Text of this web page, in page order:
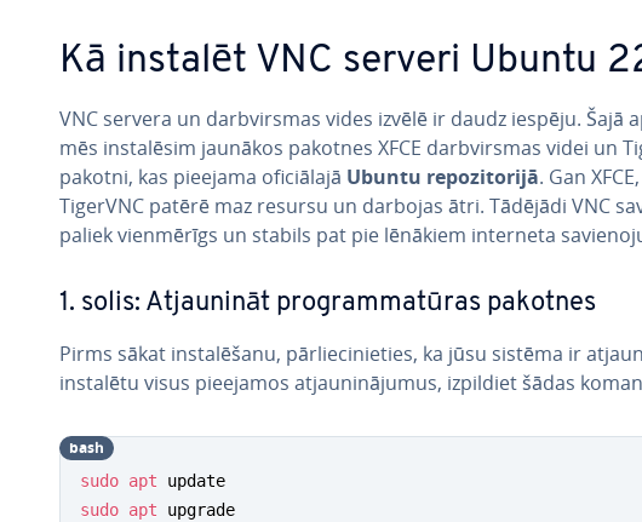
Kā instalēt VNC serveri Ubuntu
VNC servera un darbvir­smas vides izvēlē ir daudz iespēju. Šajā
mēs in­sta­lē­sim jaunākos pakotnes XFCE darbvir­smas videi un
pakotni, kas pieejama ofi­ciā­la­jā Ubuntu re­po­zi­to­ri­jā. Gan
TigerVNC patērē maz resursu un darbojas ātri. Tādējādi VNC
paliek vien­mē­rīgs un stabils pat pie lēnākiem interneta
1. solis: At­jau­ni­nāt prog­ram­ma­tū­ras pakotnes
Pirms sākat in­sta­lē­ša­nu, pār­lie­ci­nie­ties, ka jūsu sistēma ir
instalētu visus pieejamos at­jau­ni­nā­ju­mus, izpildiet šādas
sudo apt
sudo apt upgrade
bash